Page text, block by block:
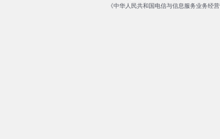
《中华人民共和国电信与信息服务业务经